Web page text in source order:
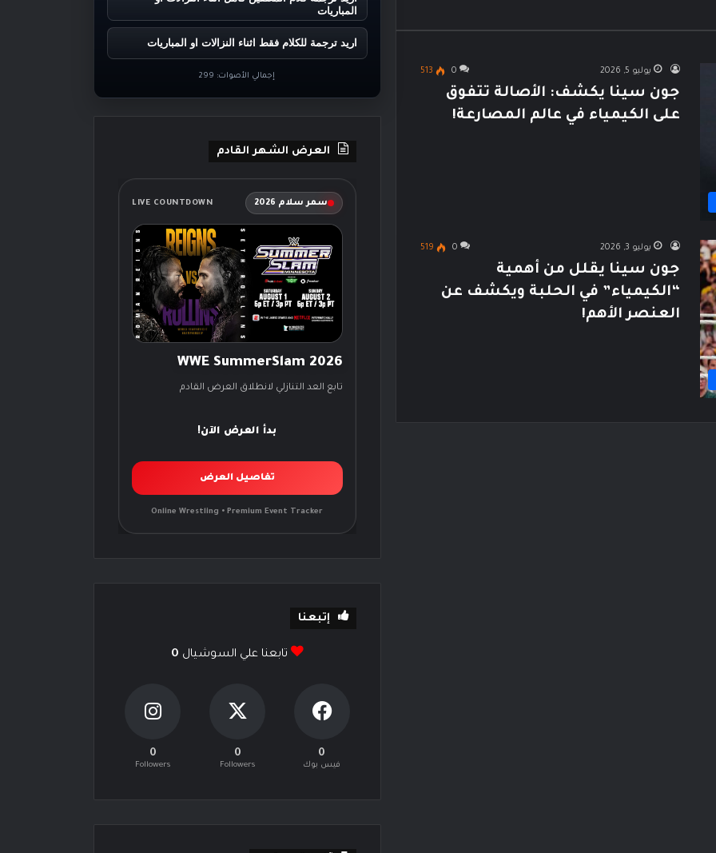
يوليو 5, 2026 0
513
جون سينا يكشف: الأصالة تتفوق
على الكيمياء في عالم المصارعة!
يوليو 3, 2026 0
519
جون سينا يقلل من أهمية
“الكيمياء” في الحلبة ويكشف عن
العنصر الأهم!
المباريات
اريد ترجمة للكلام فقط اثناء النزالات او المباريات
إجمالي الأصوات: 299
العرض الشهر القادم
سمر سلام 2026 LIVE COUNTDOWN
WWE SummerSlam 2026
تابع العد التنازلي لانطلاق العرض القادم
بدأ العرض الآن!
تفاصيل العرض
Online Wrestling • Premium Event Tracker
إتبعنا
تابعنا علي السوشيال 0
0
فيس بوك
0
Followers
0
Followers